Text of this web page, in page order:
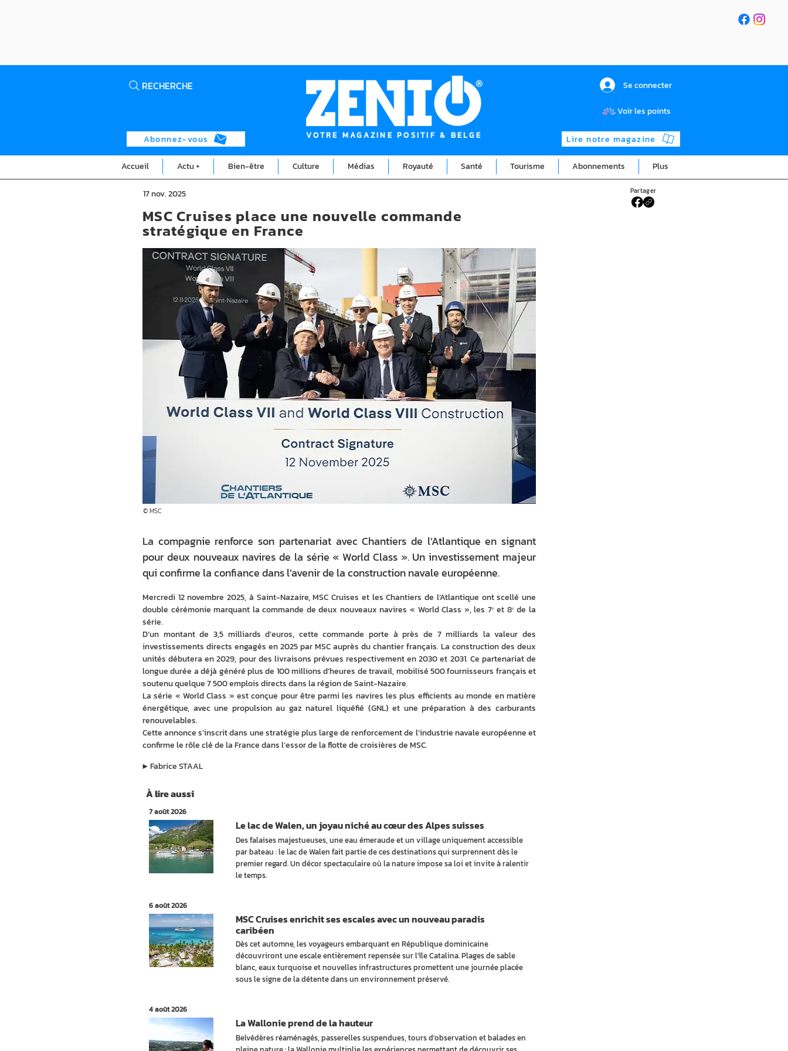
RECHERCHE
Abonnez-vous VOTRE MAGAZINE POSITIF & BELGE
Se connecter
Voir les points
Lire notre magazine
Accueil Actu + Bien-être Culture Médias Royauté Santé Tourisme Abonnements Plus
17 nov. 2025 Partager
© MSC
La compagnie renforce son partenariat avec Chantiers de l’Atlantique en signant
pour deux nouveaux navires de la série « World Class ». Un investissement majeur
qui confirme la confiance dans l’avenir de la construction navale européenne.
Mercredi 12 novembre 2025, à Saint-Nazaire, MSC Cruises et les Chantiers de l’Atlantique ont scellé une
double cérémonie marquant la commande de deux nouveaux navires « World Class », les 7ᵉ et 8ᵉ de la
série.
D’un montant de 3,5 milliards d’euros, cette commande porte à près de 7 milliards la valeur des
investissements directs engagés en 2025 par MSC auprès du chantier français. La construction des deux
unités débutera en 2029, pour des livraisons prévues respectivement en 2030 et 2031. Ce partenariat de
longue durée a déjà généré plus de 100 millions d’heures de travail, mobilisé 500 fournisseurs français et
soutenu quelque 7 500 emplois directs dans la région de Saint-Nazaire.
La série « World Class » est conçue pour être parmi les navires les plus efficients au monde en matière
énergétique, avec une propulsion au gaz naturel liquéfié (GNL) et une préparation à des carburants
renouvelables.
Cette annonce s’inscrit dans une stratégie plus large de renforcement de l’industrie navale européenne et
confirme le rôle clé de la France dans l’essor de la flotte de croisières de MSC.
Fabrice STAAL
▶︎
MSC Cruises place une nouvelle commande
stratégique en France
À lire aussi
7 août 2026
Des falaises majestueuses, une eau émeraude et un village uniquement accessible
par bateau : le lac de Walen fait partie de ces destinations qui surprennent dès le
premier regard. Un décor spectaculaire où la nature impose sa loi et invite à ralentir
le temps.
Le lac de Walen, un joyau niché au cœur des Alpes suisses
6 août 2026
Dès cet automne, les voyageurs embarquant en République dominicaine
découvriront une escale entièrement repensée sur l'île Catalina. Plages de sable
blanc, eaux turquoise et nouvelles infrastructures promettent une journée placée
sous le signe de la détente dans un environnement préservé.
MSC Cruises enrichit ses escales avec un nouveau paradis
caribéen
4 août 2026
Belvédères réaménagés, passerelles suspendues, tours d'observation et balades en
La Wallonie prend de la hauteur